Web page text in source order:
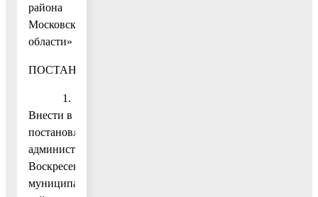
района
Московской
области»
ПОСТАНОВЛЯЮ:
1.
Внести в
постановление
администрации
Воскресенского
муниципального